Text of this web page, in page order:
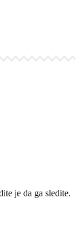
je da ga sledite.